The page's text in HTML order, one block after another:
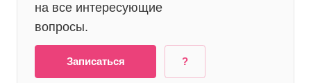
на все интересующие
вопросы.
Записаться ?